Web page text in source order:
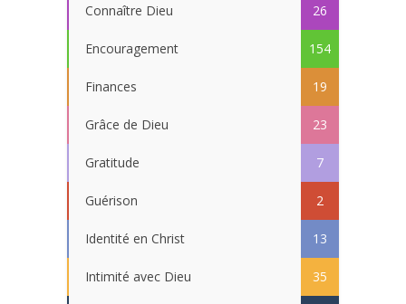
Connaître Dieu 26
Encouragement 154
Finances 19
Grâce de Dieu 23
Gratitude 7
Guérison 2
Identité en Christ 13
Intimité avec Dieu 35